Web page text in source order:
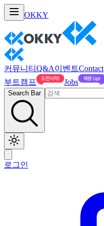
OKKY
커뮤니티 Q&A이벤트Contact
부트캠프
Jobs
Search Bar
로그인